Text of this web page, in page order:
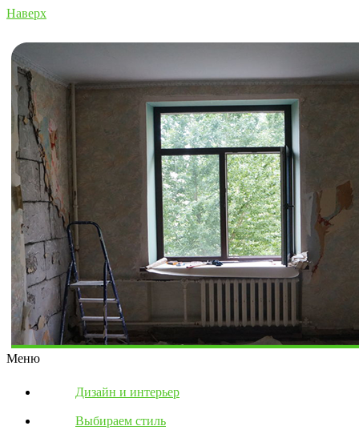
Наверх
Меню
Дизайн и интерьер
Выбираем стиль